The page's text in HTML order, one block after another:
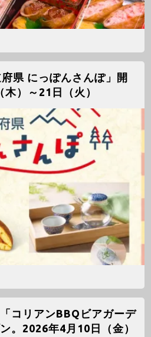
県 にっぽんさんぽ」開
）～21日（火）
コリアンBBQビアガーデ
。2026年4月10日（金）